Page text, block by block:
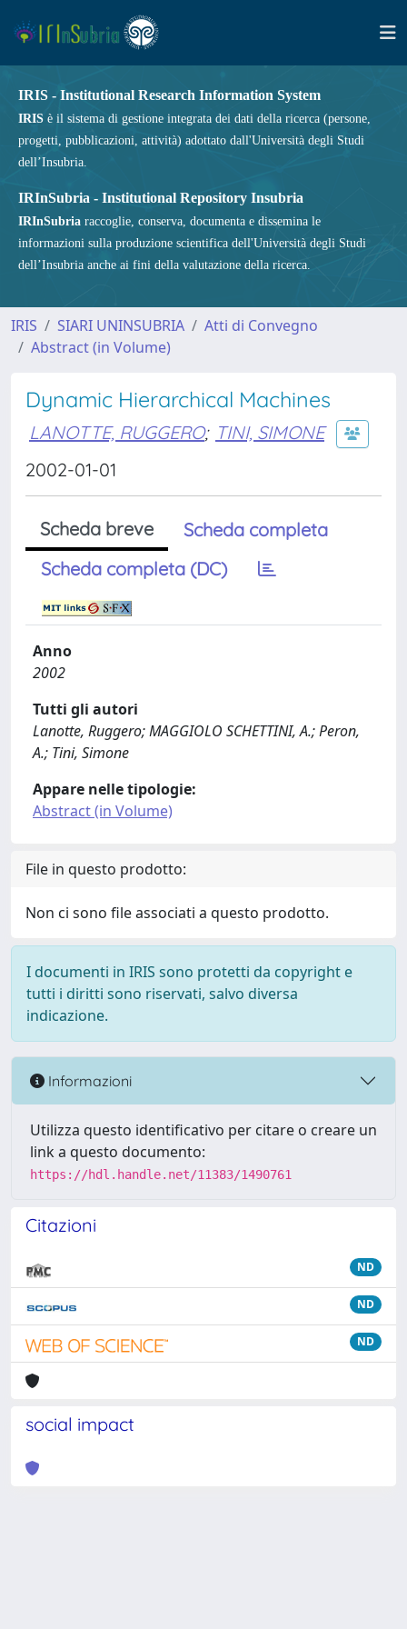
IRIS - Institutional Research Information System
IRIS è il sistema di gestione integrata dei dati della ricerca (persone,
progetti, pubblicazioni, attività) adottato dall'Università degli Studi
dell’Insubria.
IRInSubria - Institutional Repository Insubria
IRInSubria raccoglie, conserva, documenta e dissemina le
informazioni sulla produzione scientifica dell'Università degli Studi
dell’Insubria anche ai fini della valutazione della ricerca.
IRIS SIARI UNINSUBRIA
Atti di Convegno
Abstract (in Volume)
Dynamic Hierarchical Machines
LANOTTE, RUGGERO; TINI, SIMONE
2002-01-01
Scheda breve
Scheda completa
Scheda completa (DC)
Anno
2002
Tutti gli autori
Lanotte, Ruggero; MAGGIOLO SCHETTINI, A.; Peron,
A.; Tini, Simone
Appare nelle tipologie:
Abstract (in Volume)
File in questo prodotto:
Non ci sono file associati a questo prodotto.
I documenti in IRIS sono protetti da copyright e
tutti i diritti sono riservati, salvo diversa
indicazione.
Informazioni
Utilizza questo identificativo per citare o creare un
link a questo documento:
https://hdl.handle.net/11383/1490761
Citazioni
ND
ND
ND
social impact